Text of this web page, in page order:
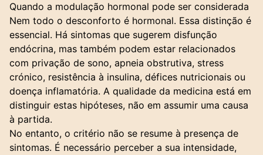
Quando a modulação hormonal pode ser considerada
Nem todo o desconforto é hormonal. Essa distinção é
essencial. Há sintomas que sugerem disfunção
endócrina, mas também podem estar relacionados
com privação de sono, apneia obstrutiva, stress
crónico, resistência à insulina, défices nutricionais ou
doença inflamatória. A qualidade da medicina está em
distinguir estas hipóteses, não em assumir uma causa
à partida.
No entanto, o critério não se resume à presença de
sintomas. É necessário perceber a sua intensidade,